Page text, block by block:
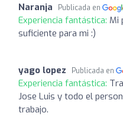
Naranja Publicada en
Experiencia fantástica: Mi
suficiente para mi :)
yago lopez Publicada en
Experiencia fantástica:
Jose Luis y todo el
trabajo.